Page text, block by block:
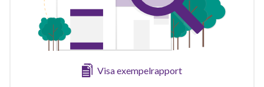
Visa exempelrapport